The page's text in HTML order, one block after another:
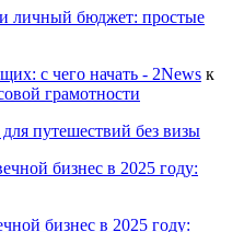
личный бюджет: простые
с чего начать - 2News к
грамотности
путешествий без визы
бизнес в 2025 году:
бизнес в 2025 году: